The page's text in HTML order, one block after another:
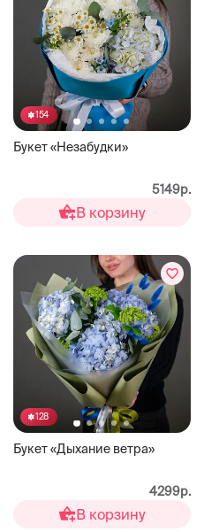
154
Букет «Незабудки»
5149р.
В корзину
128
Букет «Дыхание ветра»
4299р.
В корзину